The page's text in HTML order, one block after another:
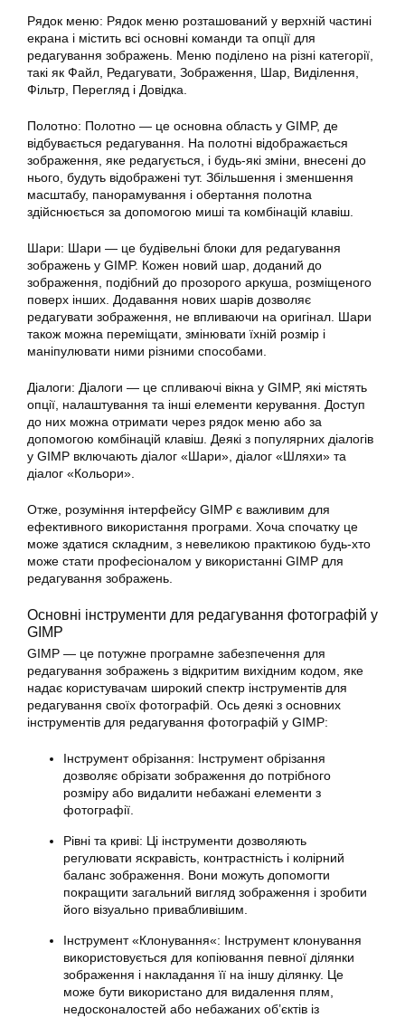
Рядок меню: Рядок меню розташований у верхній частині
екрана і містить всі основні команди та опції для
редагування зображень. Меню поділено на різні категорії,
такі як Файл, Редагувати, Зображення, Шар, Виділення,
Фільтр, Перегляд і Довідка.
Полотно: Полотно — це основна область у GIMP, де
відбувається редагування. На полотні відображається
зображення, яке редагується, і будь-які зміни, внесені до
нього, будуть відображені тут. Збільшення і зменшення
масштабу, панорамування і обертання полотна
здійснюється за допомогою миші та комбінацій клавіш.
Шари: Шари — це будівельні блоки для редагування
зображень у GIMP. Кожен новий шар, доданий до
зображення, подібний до прозорого аркуша, розміщеного
поверх інших. Додавання нових шарів дозволяє
редагувати зображення, не впливаючи на оригінал. Шари
також можна переміщати, змінювати їхній розмір і
маніпулювати ними різними способами.
Діалоги: Діалоги — це спливаючі вікна у GIMP, які містять
опції, налаштування та інші елементи керування. Доступ
до них можна отримати через рядок меню або за
допомогою комбінацій клавіш. Деякі з популярних діалогів
у GIMP включають діалог «Шари», діалог «Шляхи» та
діалог «Кольори».
Отже, розуміння інтерфейсу GIMP є важливим для
ефективного використання програми. Хоча спочатку це
може здатися складним, з невеликою практикою будь-хто
може стати професіоналом у використанні GIMP для
редагування зображень.
Основні інструменти для редагування фотографій у
GIMP
GIMP — це потужне програмне забезпечення для
редагування зображень з відкритим вихідним кодом, яке
надає користувачам широкий спектр інструментів для
редагування своїх фотографій. Ось деякі з основних
інструментів для редагування фотографій у GIMP:
Інструмент обрізання: Інструмент обрізання
дозволяє обрізати зображення до потрібного
розміру або видалити небажані елементи з
фотографії.
Рівні та криві: Ці інструменти дозволяють
регулювати яскравість, контрастність і колірний
баланс зображення. Вони можуть допомогти
покращити загальний вигляд зображення і зробити
його візуально привабливішим.
Інструмент «Клонування«: Інструмент клонування
використовується для копіювання певної ділянки
зображення і накладання її на іншу ділянку. Це
може бути використано для видалення плям,
недосконалостей або небажаних об’єктів із